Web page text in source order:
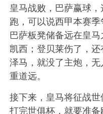
皇马战败，巴萨赢球
跑，可以说西甲本赛季
巴萨板凳储备远在皇
凯西；登贝莱伤了，
泽马，就没了主炮，
重道远。
接下来，皇马将征战
打完世俱杯，就要准